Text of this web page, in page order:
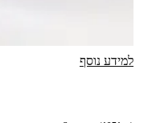
למידע נוסף